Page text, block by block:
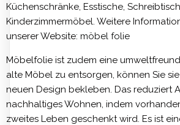
Küchenschränke, Esstische,
Kinderzimmermöbel. Weitere
unserer Website: möbel folie
Möbelfolie ist zudem eine
alte Möbel zu entsorgen, können Sie
neuen Design bekleben. Das reduziert
nachhaltiges Wohnen, indem
zweites Leben geschenkt wird. Es ist